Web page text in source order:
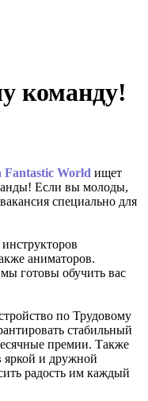
команду!
Fantastic World ищет
Если вы молоды,
специально для
аниматоров.
готовы обучить вас
по Трудовому
стабильный
премии. Также
яркой и дружной
радость им каждый